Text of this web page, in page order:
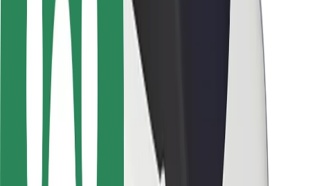
Bezpečnosť cestujúcich
Bezpečnosť vodičov
Bezpečnosť na kolobežkách
Bezpečnostný lab
Mestá
Lokality
Riešenia pre mestá